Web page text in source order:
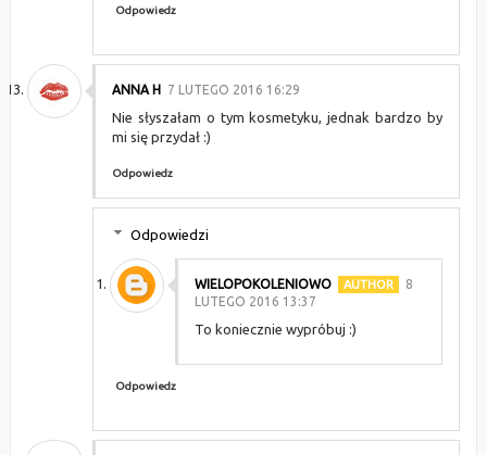
Odpowiedz
ANNA H 7 LUTEGO 2016 16:29
Nie słyszałam o tym kosmetyku, jednak bardzo by
mi się przydał :)
Odpowiedz
Odpowiedzi
WIELOPOKOLENIOWO
8
LUTEGO 2016 13:37
To koniecznie wypróbuj :)
Odpowiedz